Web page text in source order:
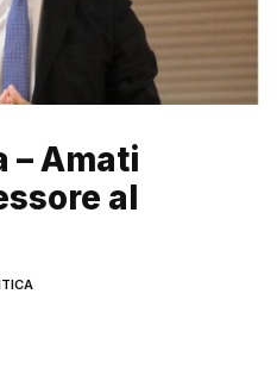
– Amati
al